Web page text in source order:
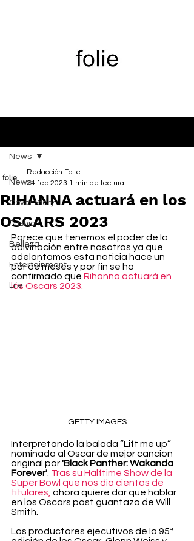
News
Cover Story
Fashion
Belleza
Entertainment
Life
News
RIHANNA actuará en los
OSCARS 2023
Redacción Folie
24 feb 2023 1 min de lectura
Parece que tenemos el poder de la
adivinación entre nosotros ya que
adelantamos esta noticia hace un
par de meses y por fin se ha
confirmado que Rihanna actuará en
los Oscars 2023.
GETTY IMAGES
Interpretando la balada “Lift me up”
nominada al Oscar de mejor canción
original por 'Black Panther: Wakanda
Forever' Tras su Halftime Show de la
Super Bowl que nos dio cientos de
titulares, ahora quiere dar que hablar
en los Oscars post guantazo de Will
Smith.
Los productores ejecutivos de la 95ª